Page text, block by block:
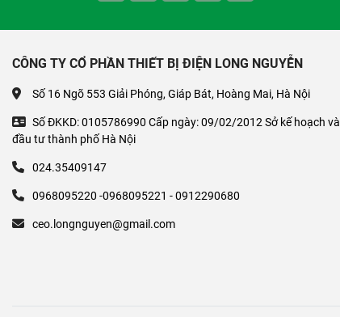
CÔNG TY CỔ PHẦN THIẾT BỊ ĐIỆN LONG NGUYỄN
Số 16 Ngõ 553 Giải Phóng, Giáp Bát, Hoàng Mai, Hà Nội
Số ĐKKD: 0105786990 Cấp ngày: 09/02/2012 Sở kế hoạch và
đầu tư thành phố Hà Nội
024.35409147
0968095220 -0968095221 - 0912290680
ceo.longnguyen@gmail.com